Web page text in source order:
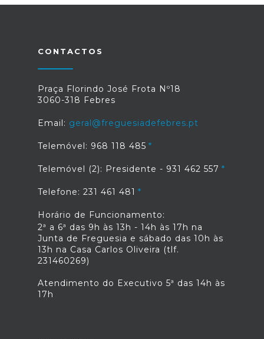
CONTACTOS
Praça Florindo José Frota Nº18
3060-318 Febres
Email: geral@freguesiadefebres.pt
Telemóvel: 968 118 485
Telemóvel (2): Presidente - 931 462 557
Telefone: 231 461 481
Horário de Funcionamento:
2ª a 6ª das 9h às 13h - 14h às 17h na
Junta de Freguesia e sábado das 10h às
13h na Casa Carlos Oliveira (tlf.
231460269)
Atendimento do Executivo 5ª das 14h às
17h